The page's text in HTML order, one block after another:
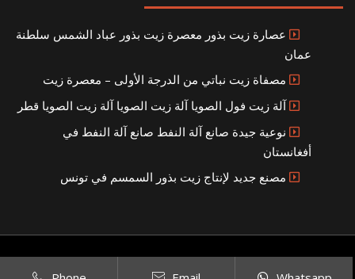
عصارة زيت بذور معصرة زيت بذور عباد الشمس سلطنة
عمان
مصفاة زيت نباتي من الدرجة الأولى – معصرة زيت
آلة زيت فول الصويا آلة زيت الصويا آلة زيت الصويا قطر
نوعية جيدة صانع آلة النفط صانع آلة النفط في
أفغانستان
مصنع جديد لإنتاج زيت بذور السمسم في تونس
بناء مصنع إنتاج الزيوت النباتية الخاص بك